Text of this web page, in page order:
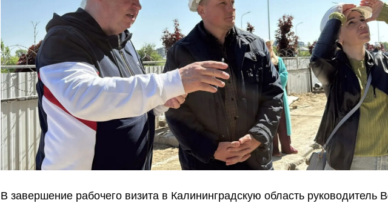
В завершение рабочего визита в Калининградскую область руководитель